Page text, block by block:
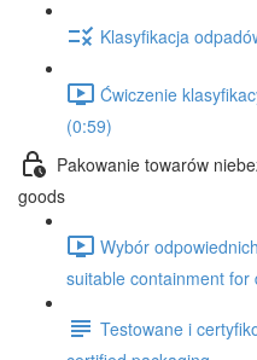
Klasyfikacja
Ćwiczenie
(0:59)
Pakowanie towarów
goods
Wybór
suitable containment
Testowane i